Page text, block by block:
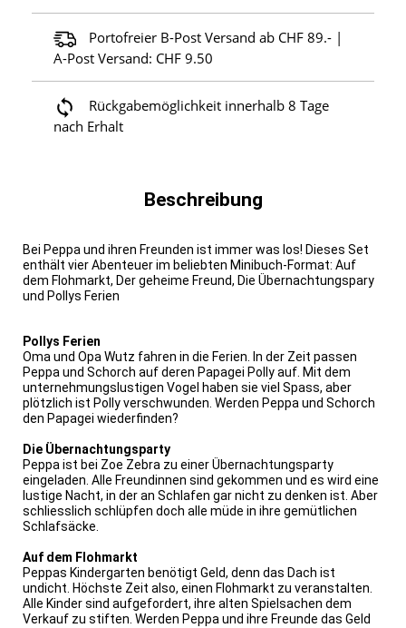
Portofreier B-Post Versand ab CHF 89.- |
A-Post Versand: CHF 9.50
Rückgabemöglichkeit innerhalb 8 Tage
nach Erhalt
Beschreibung
Bei Peppa und ihren Freunden ist immer was los! Dieses Set
enthält vier Abenteuer im beliebten Minibuch-Format: Auf
dem Flohmarkt, Der geheime Freund, Die Übernachtungspary
und Pollys Ferien
Pollys Ferien
Oma und Opa Wutz fahren in die Ferien. In der Zeit passen
Peppa und Schorch auf deren Papagei Polly auf. Mit dem
unternehmungslustigen Vogel haben sie viel Spass, aber
plötzlich ist Polly verschwunden. Werden Peppa und Schorch
den Papagei wiederfinden?
Die Übernachtungsparty
Peppa ist bei Zoe Zebra zu einer Übernachtungsparty
eingeladen. Alle Freundinnen sind gekommen und es wird eine
lustige Nacht, in der an Schlafen gar nicht zu denken ist. Aber
schliesslich schlüpfen doch alle müde in ihre gemütlichen
Schlafsäcke.
Auf dem Flohmarkt
Peppas Kindergarten benötigt Geld, denn das Dach ist
undicht. Höchste Zeit also, einen Flohmarkt zu veranstalten.
Alle Kinder sind aufgefordert, ihre alten Spielsachen dem
Verkauf zu stiften. Werden Peppa und ihre Freunde das Geld